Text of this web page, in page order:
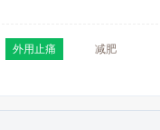
外用止痛
减肥